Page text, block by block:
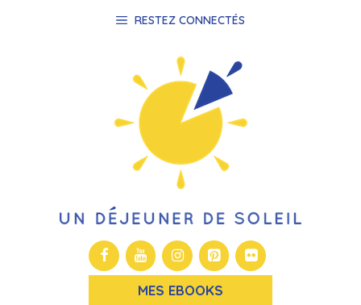
RESTEZ CONNECTÉS
MES EBOOKS